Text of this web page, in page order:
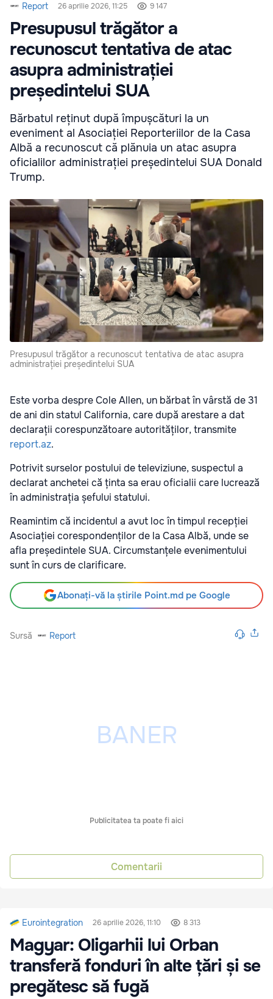
Report 26 aprilie 2026, 11:25 9 147
Presupusul trăgător a
recunoscut tentativa de atac
asupra administrației
președintelui SUA
Bărbatul reținut după împușcături la un
eveniment al Asociației Reporteriilor de la Casa
Albă a recunoscut că plănuia un atac asupra
oficialilor administrației președintelui SUA Donald
Trump.
Presupusul trăgător a recunoscut tentativa de atac asupra
administrației președintelui SUA
Este vorba despre Cole Allen, un bărbat în vârstă de 31
de ani din statul California, care după arestare a dat
declarații corespunzătoare autorităților, transmite
report.az.
Potrivit surselor postului de televiziune, suspectul a
declarat anchetei că ținta sa erau oficialii care lucrează
în administrația șefului statului.
Reamintim că incidentul a avut loc în timpul recepției
Asociației corespondenților de la Casa Albă, unde se
afla președintele SUA. Circumstanțele evenimentului
sunt în curs de clarificare.
Abonați-vă la știrile Point.md pe Google
Sursă Report
Publicitatea ta poate fi aici
Comentarii
Eurointegration 26 aprilie 2026, 11:10 8 313
Magyar: Oligarhii lui Orban
transferă fonduri în alte țări și se
pregătesc să fugă